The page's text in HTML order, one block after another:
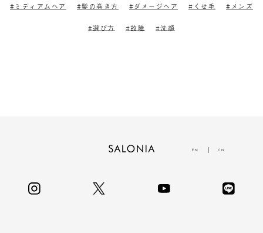
ミディアムヘア 髪の巻き方 ダメージヘア くせ毛 メンズ
選び方 故障 洗顔
EN CN